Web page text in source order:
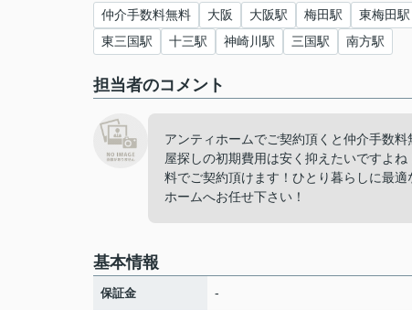
仲介手数料無料 大阪 大阪駅 梅田駅 東梅田駅
東三国駅
十三駅 神崎川駅 三国駅 南方駅
担当者のコメント
アンティホームでご契約頂くと仲介手数
屋探しの初期費用は安く抑えたいですよ
料でご契約頂けます！ひとり暮らしに最
ホームへお任せ下さい！
基本情報
保証金 -